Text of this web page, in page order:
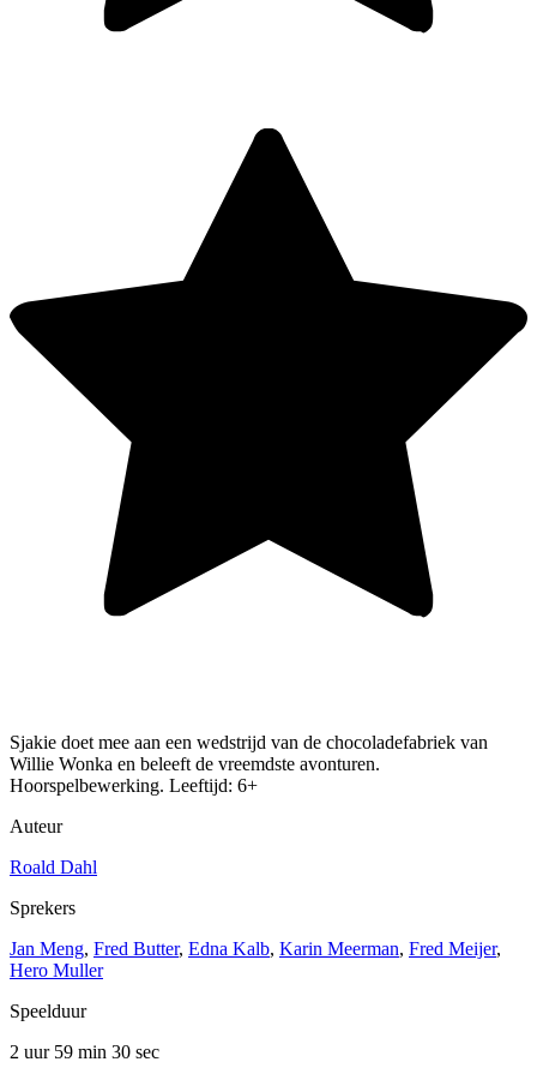
Sjakie doet mee aan een wedstrijd van de chocoladefabriek van
Willie Wonka en beleeft de vreemdste avonturen.
Hoorspelbewerking. Leeftijd: 6+
Auteur
Roald Dahl
Sprekers
Jan Meng, Fred Butter, Edna Kalb, Karin Meerman, Fred Meijer,
Hero Muller
Speelduur
2 uur 59 min 30 sec